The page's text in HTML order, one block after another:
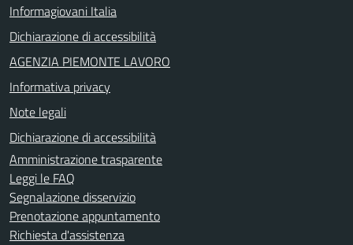
Informagiovani Italia
Dichiarazione di accessibilità
AGENZIA PIEMONTE LAVORO
Informativa privacy
Note legali
Dichiarazione di accessibilità
Amministrazione trasparente
Leggi le FAQ
Segnalazione disservizio
Prenotazione appuntamento
Richiesta d'assistenza